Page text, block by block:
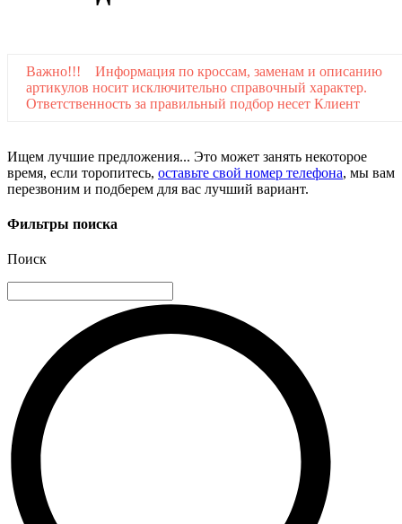
Важно!!! Информация по кроссам, заменам и описанию
артикулов носит исключительно справочный характер.
Ответственность за правильный подбор несет Клиент
Ищем лучшие предложения... Это может занять некоторое
время, если торопитесь, оставьте свой номер телефона, мы вам
перезвоним и подберем для вас лучший вариант.
Фильтры поиска
Поиск